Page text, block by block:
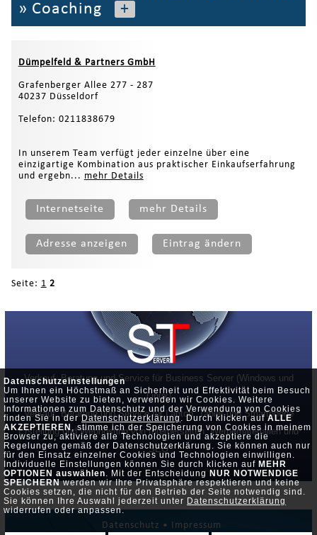
Datenschutzeinstellungen
Um Ihnen ein Höchstmaß an Sicherheit und Effektivität beim Besuch
unserer Website zu bieten, verwenden wir Cookies. Weitere
Informationen zum Datenschutz und der Verwendung von Cookies
finden Sie in derDatenschutzerklärung. Durch klicken aufALLE
AKZEPTIEREN, stimme ich der Speicherung von Cookies in meinem
Browser zu, aktiviere alle Technologien und akzeptiere die
Regelungen gemäß der Datenschutzerklärung. Sie können auch nur
für den Einsatz einzelner Cookies und Technologien einwilligen.
Individuelle Einstellungen können Sie durch klicken auf MEHR
OPTIONEN auswählen. Mit der Entscheidung NUR NOTWENDIGE
SPEICHERNwerden wir Ihre Privatsphäre respektieren und keine
Cookies setzen, die nicht für den Betrieb der Seite notwendig sind.
Sie können Ihre Auswahl jederzeit unter Datenschutzerklärung
widerrufen oder anpassen.
» Coaching +
Dümpelfeld & Partners GmbH
Grafenberger Allee 277 - 287
40237 Düsseldorf
Telefon: 0211838679
In unserem Team verfügt jeder einzelne über eine
einzigartige Kombination aus praktischer Einkaufserfahrung
und ergebn... mehr Details
Internetseite mehr Details
Adresse anzeigen Eintrag ändern
Seite: 1 2
Verkauf, Beratung und Service für Business Server (Windows und
Linux)
Verkauf, Beratung und Service für Laptop, Tablet und Smartphone
Erstellung und Webhosting von Internetseiten, Werbematerialien und
SEO
Datenschutz • Impressum